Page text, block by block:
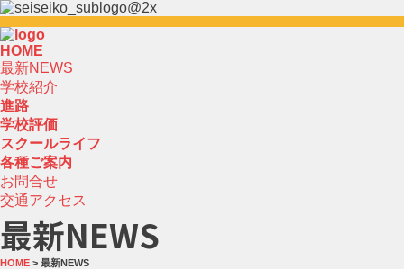
HOME
最新NEWS
学校紹介
進路
学校評価
スクールライフ
各種ご案内
お問合せ
交通アクセス
最新NEWS
HOME > 最新NEWS